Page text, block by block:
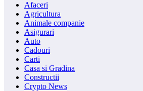
Afaceri
Agricultura
Animale companie
Asigurari
Auto
Cadouri
Carti
Casa si Gradina
Constructii
Crypto News